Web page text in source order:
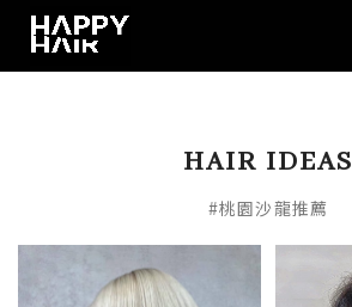
HAIR IDEAS
#桃園沙龍推薦